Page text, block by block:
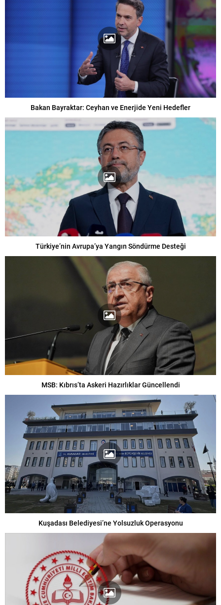
Bakan Bayraktar: Ceyhan ve Enerjide Yeni Hedefler
Türkiye’nin Avrupa’ya Yangın Söndürme Desteği
MSB: Kıbrıs’ta Askeri Hazırlıklar Güncellendi
Kuşadası Belediyesi’ne Yolsuzluk Operasyonu